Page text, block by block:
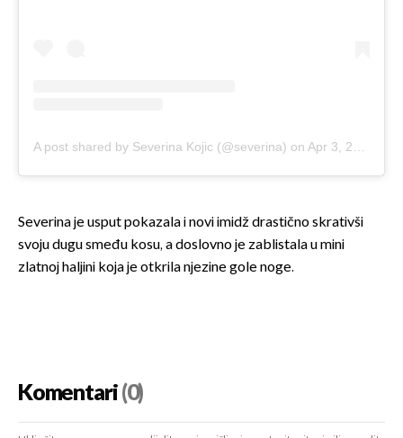
A post shared by Severina Kojic (@severina) on Apr 3, 2019 at 5:14am PDT
Severina je usput pokazala i novi imidž drastično skrativši
svoju dugu smeđu kosu, a doslovno je zablistala u mini
zlatnoj haljini koja je otkrila njezine gole noge.
Komentari(0)